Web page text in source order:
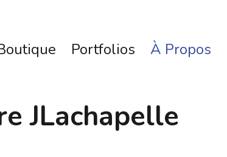
Portfolios À Propos
JLachapelle